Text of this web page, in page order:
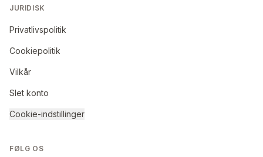
JURIDISK
Privatlivspolitik
Cookiepolitik
Vilkår
Slet konto
Cookie-indstillinger
FØLG OS